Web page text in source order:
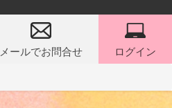
メールでお問合せ
ログイン